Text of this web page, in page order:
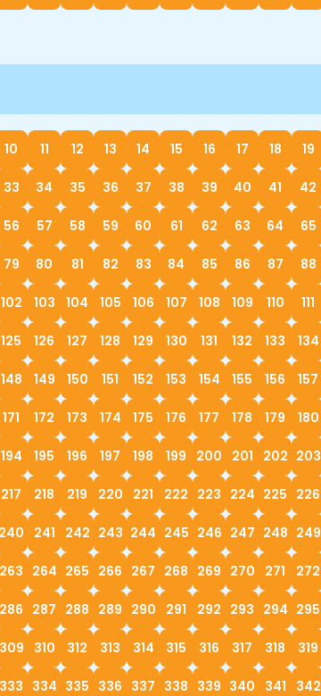
10 11 12 13 14 15 16 17 18 19
33 34 35 36 37 38 39 40 41 42
56 57 58 59 60 61 62 63 64 65
79 80 81 82 83 84 85 86 87 88
102 103 104 105 106 107 108 109 110 111
125 126 127 128 129 130 131 132 133 134
148 149 150 151 152 153 154 155 156 157
171 172 173 174 175 176 177 178 179 180
194 195 196 197 198 199 200 201 202 203
217 218 219 220 221 222 223 224 225 226
240 241 242 243 244 245 246 247 248 249
263 264 265 266 267 268 269 270 271 272
286 287 288 289 290 291 292 293 294 295
309 310 312 313 314 315 316 317 318 319
333 334 335 336 337 338 339 340 341 342